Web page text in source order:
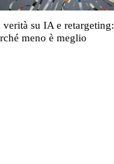
verità su IA e retargeting:
meno è meglio